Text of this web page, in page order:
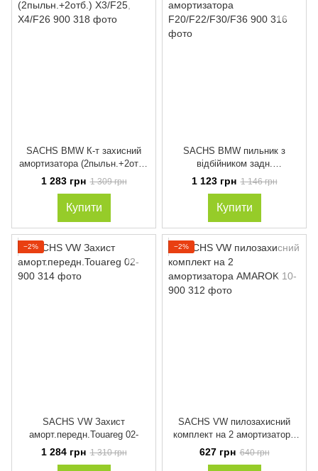
SACHS BMW К-т захисний
амортизатора (2пыльн.+2отб.)
X3/F25, X4/F26
1 283 грн 1 309 грн
Купити
SACHS BMW пильник з
відбійником задн.
амортизатора
F20/F22/F30/F36
1 123 грн 1 146 грн
Купити
−2%
SACHS VW Захист
аморт.передн.Touareg 02-
1 284 грн 1 310 грн
−2%
SACHS VW пилозахисний
комплект на 2 амортизатора
AMAROK 10-
627 грн 640 грн